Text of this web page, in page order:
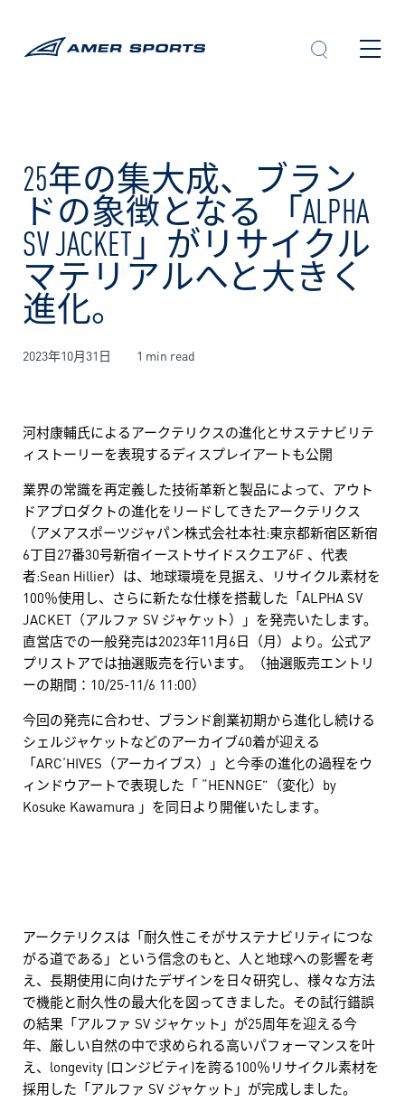
25年の集大成、ブラン
ドの象徴となる 「ALPHA
SV JACKET」がリサイクル
マテリアルへと大きく
進化。
2023年10月31日 1 min read
河村康輔氏によるアークテリクスの進化とサステナビリテ
ィストーリーを表現するディスプレイアートも公開
業界の常識を再定義した技術革新と製品によって、アウト
ドアプロダクトの進化をリードしてきたアークテリクス
（アメアスポーツジャパン株式会社本社:東京都新宿区新宿
6丁目27番30号新宿イーストサイドスクエア6F 、代表
者:Sean Hillier）は、地球環境を見据え、リサイクル素材を
100％使用し、さらに新たな仕様を搭載した「ALPHA SV
JACKET（アルファ SV ジャケット）」を発売いたします。
直営店での一般発売は2023年11月6日（月）より。公式ア
プリストアでは抽選販売を行います。（抽選販売エントリ
ーの期間：10/25-11/6 11:00）
今回の発売に合わせ、ブランド創業初期から進化し続ける
シェルジャケットなどのアーカイブ40着が迎える
「ARC‘HIVES（アーカイブス）」と今季の進化の過程をウ
ィンドウアートで表現した「 “HENNGE”（変化）by
Kosuke Kawamura 」を同日より開催いたします。
アークテリクスは「耐久性こそがサステナビリティにつな
がる道である」という信念のもと、人と地球への影響を考
え、長期使用に向けたデザインを日々研究し、様々な方法
で機能と耐久性の最大化を図ってきました。その試行錯誤
の結果「アルファ SV ジャケット」が25周年を迎える今
年、厳しい自然の中で求められる高いパフォーマンスを叶
え、longevity (ロンジビティ)を誇る100％リサイクル素材を
採用した「アルファ SV ジャケット」が完成しました。